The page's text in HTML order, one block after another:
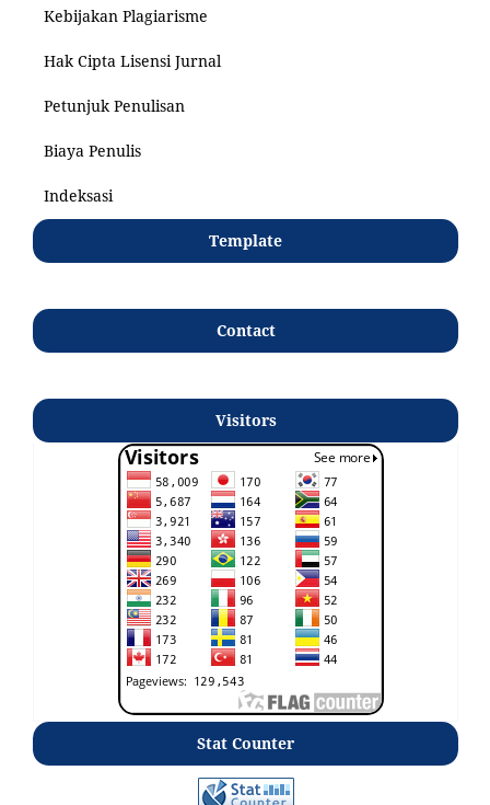
Kebijakan Plagiarisme
Hak Cipta Lisensi Jurnal
Petunjuk Penulisan
Biaya Penulis
Indeksasi
Template
Contact
Visitors
Stat Counter